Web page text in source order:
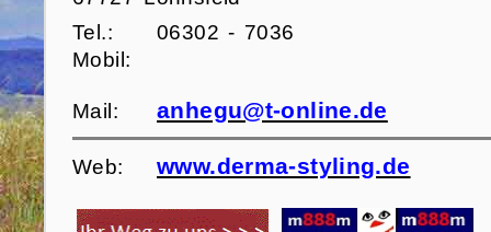
Tel.:
06302 - 7036
Mobil:
Mail: anhegu@t-online.de
Web: www.derma-styling.de